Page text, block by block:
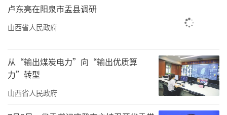
卢东亮在阳泉市盂县调研
山西省人民政府
从“输出煤炭电力”向“输出优质算
力”转型
山西省人民政府